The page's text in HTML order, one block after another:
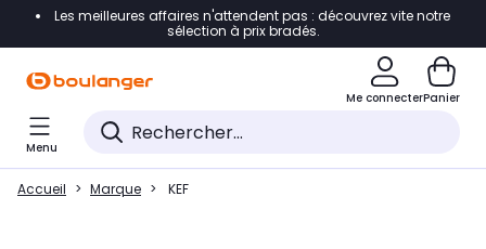
Accéder directement à la navigation
Accéder directement au pied de page
Accéder directement au chatbot
Les meilleures affaires n'attendent pas : découvrez vite notre
sélection à prix bradés.
Me connecterPanier
Menu
Accueil Marque KEF